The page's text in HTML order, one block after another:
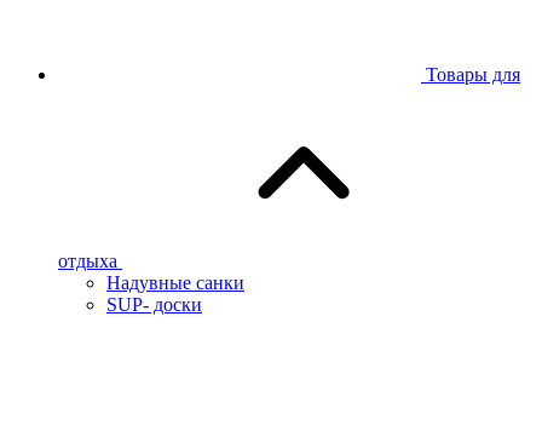
Товары для
отдыха
Надувные санки
SUP- доски